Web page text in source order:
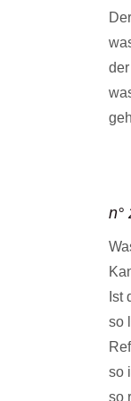
n°
Ist
so
so
so